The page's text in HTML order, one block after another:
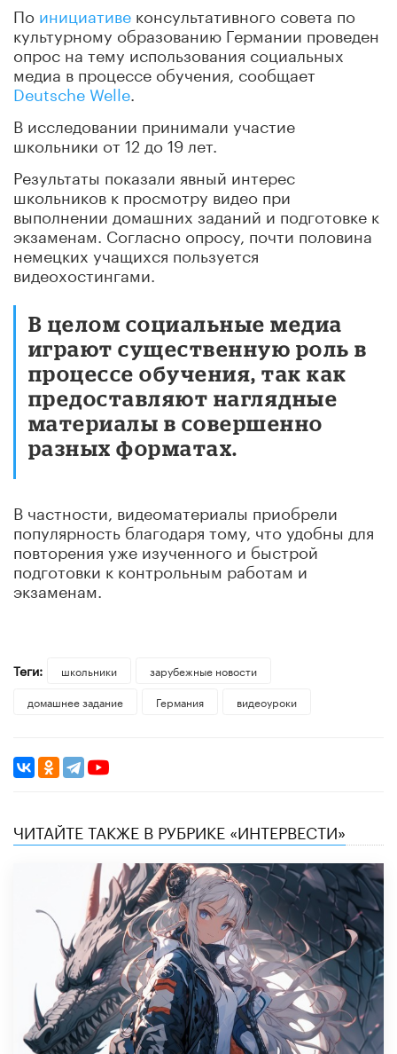
По инициативе консультативного совета по
культурному образованию Германии проведен
опрос на тему использования социальных
медиа в процессе обучения, сообщает
Deutsche Welle
В исследовании принимали участие
школьники от 12 до 19 лет.
Результаты показали явный интерес
школьников к просмотру видео при
выполнении домашних заданий и подготовке к
экзаменам. Согласно опросу, почти половина
немецких учащихся пользуется
видеохостингами.
В целом социальные медиа
играют существенную роль в
процессе обучения, так как
предоставляют наглядные
материалы в совершенно
разных форматах.
В частности, видеоматериалы приобрели
популярность благодаря тому, что удобны для
повторения уже изученного и быстрой
подготовки к контрольным работам и
экзаменам.
Теги: школьники
зарубежные новости
домашнее задание
Германия видеоуроки
ЧИТАЙТЕ ТАКЖЕ В РУБРИКЕ «ИНТЕРВЕСТИ»